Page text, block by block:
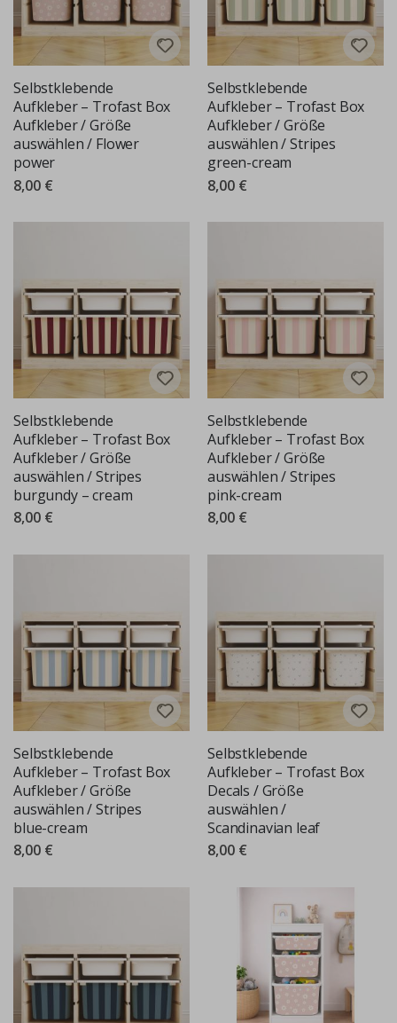
Selbstklebende
Aufkleber – Trofast Box
Aufkleber / Größe
auswählen / Flower
power
8,00 €
Selbstklebende
Aufkleber – Trofast Box
Aufkleber / Größe
auswählen / Stripes
green-cream
8,00 €
Selbstklebende
Aufkleber – Trofast Box
Aufkleber / Größe
auswählen / Stripes
burgundy – cream
8,00 €
Selbstklebende
Aufkleber – Trofast Box
Aufkleber / Größe
auswählen / Stripes
pink-cream
8,00 €
Selbstklebende
Aufkleber – Trofast Box
Aufkleber / Größe
auswählen / Stripes
blue-cream
8,00 €
Selbstklebende
Aufkleber – Trofast Box
Decals / Größe
auswählen /
Scandinavian leaf
8,00 €